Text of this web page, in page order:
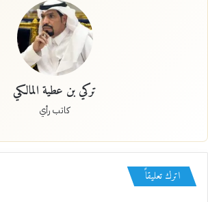
تركي بن عطية المالكي
كاتب رأي
اترك تعليقاً